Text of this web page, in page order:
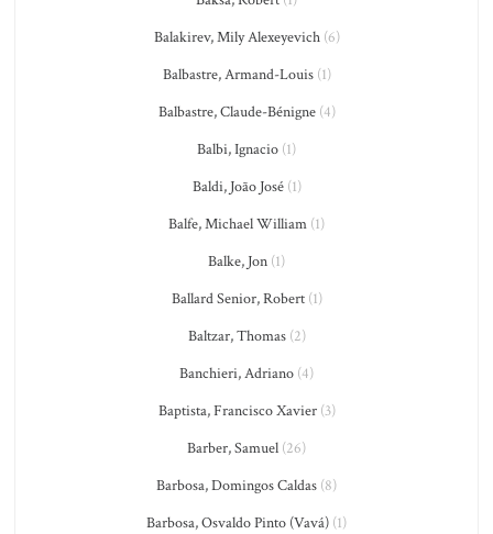
Balakirev, Mily Alexeyevich(6)
Balbastre, Armand-Louis(1)
Balbastre, Claude-Bénigne(4)
Balbi, Ignacio (1)
Baldi, João José(1)
Balfe, Michael William (1)
Balke, Jon (1)
Ballard Senior, Robert(1)
Baltzar, Thomas(2)
Banchieri, Adriano (4)
Baptista, Francisco Xavier(3)
Barber, Samuel (26)
Barbosa, Domingos Caldas (8)
Barbosa, Osvaldo Pinto (Vavá) (1)